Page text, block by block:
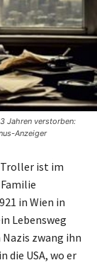
Jahren verstorben:
Anzeiger
ist im
in Wien in
Lebensweg
zwang ihn
die USA, wo er